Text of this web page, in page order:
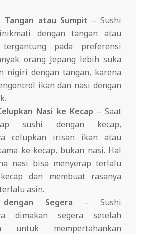
Tangan atau Sumpit – Sushi
dengan tangan atau
pada preferensi
orang Jepang lebih suka
nigiri dengan tangan, karena
ikan dan nasi dengan
Nasi ke Kecap – Saat
sushi dengan kecap,
celupkan irisan ikan atau
ke kecap, bukan nasi. Hal
nasi bisa menyerap terlalu
dan membuat rasanya
asin.
Segera – Sushi
dimakan segera setelah
untuk mempertahankan